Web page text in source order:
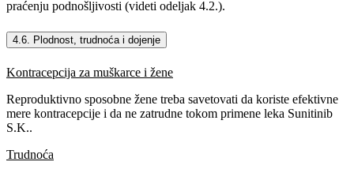
praćenju podnošljivosti (videti odeljak 4.2.).
4.6. Plodnost, trudnoća i dojenje
Kontracepcija za muškarce i žene
Reproduktivno sposobne žene treba savetovati da koriste efektivne
mere kontracepcije i da ne zatrudne tokom primene leka Sunitinib
S.K..
Trudnoća